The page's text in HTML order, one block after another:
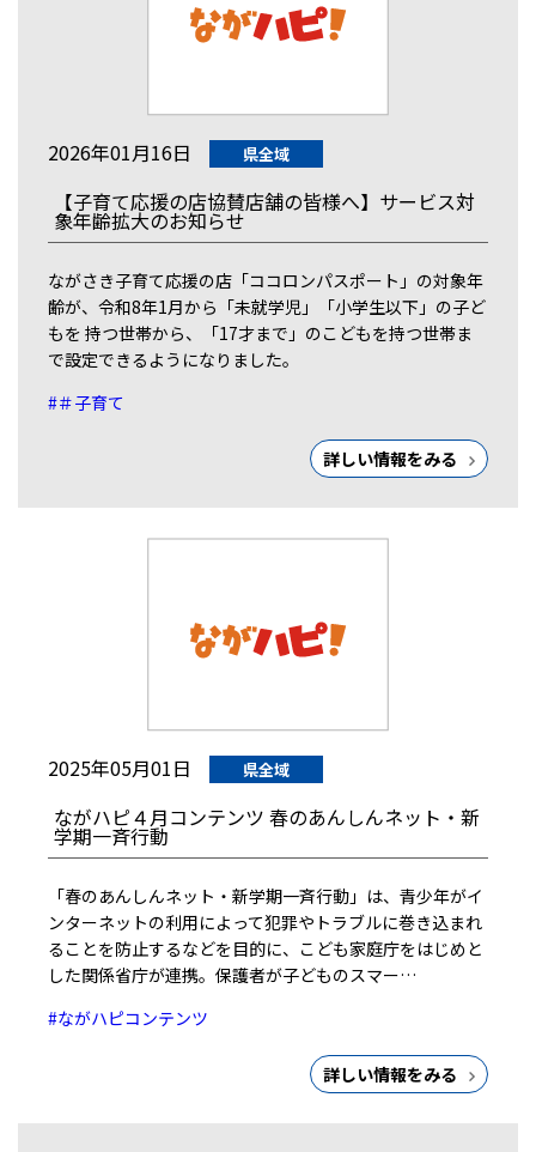
2026年01月16日 県全域
【子育て応援の店協賛店舗の皆様へ】サービス対
象年齢拡大のお知らせ
ながさき子育て応援の店「ココロンパスポート」の対象年
齢が、令和8年1月から「未就学児」「小学生以下」の子ど
もを 持つ世帯から、「17才まで」のこどもを持つ世帯ま
で設定できるようになりました。
#＃子育て
詳しい情報をみる
2025年05月01日 県全域
ながハピ４月コンテンツ 春のあんしんネット・新
学期一斉行動
「春のあんしんネット・新学期一斉行動」は、青少年がイ
ンターネットの利用によって犯罪やトラブルに巻き込まれ
ることを防止するなどを目的に、こども家庭庁をはじめと
した関係省庁が連携。保護者が子どものスマー…
#ながハピコンテンツ
詳しい情報をみる